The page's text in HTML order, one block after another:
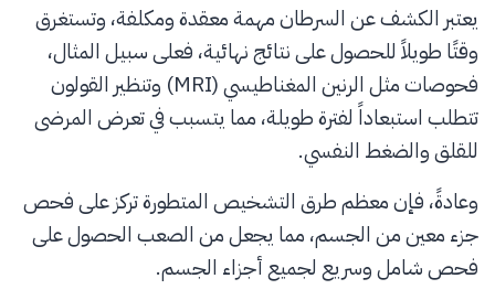
يعتبر الكشف عن السرطان مهمة معقدة ومكلفة، وتستغرق
وقتًا طويلاً للحصول على نتائج نهائية، فعلى سبيل المثال،
فحوصات مثل الرنين المغناطيسي (MRI) وتنظير القولون
تتطلب استبعاداً لفترة طويلة، مما يتسبب في تعرض المرضى
للقلق والضغط النفسي.
وعادةً، فإن معظم طرق التشخيص المتطورة تركز على فحص
جزء معين من الجسم، مما يجعل من الصعب الحصول على
فحص شامل وسريع لجميع أجزاء الجسم.